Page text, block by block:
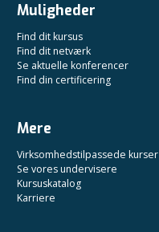
Muligheder
Find dit kursus
Find dit netværk
Se aktuelle konferencer
Find din certificering
Mere
Virksomhedstilpassede kurser
Se vores undervisere
Kursuskatalog
Karriere